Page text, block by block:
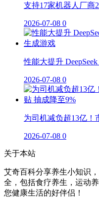
支持17家机器人厂商
2026-07-08 0
性能大提升
2026-07-08 0
为司机减负超13亿！
2026-07-08 0
关于本站
艾奇百科分享养生小知识
全，包括食疗养生，运动
您健康生活的好伴侣！